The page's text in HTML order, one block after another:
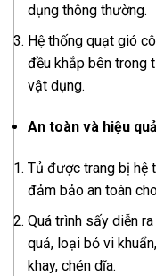
dụng thông thường.
Hệ thống quạt gió
đều khắp bên trong
vật dụng.
An toàn và hiệu
Tủ được trang bị hệ
đảm bảo an toàn
Quá trình sấy diễn
quả, loại bỏ vi
khay, chén dĩa.